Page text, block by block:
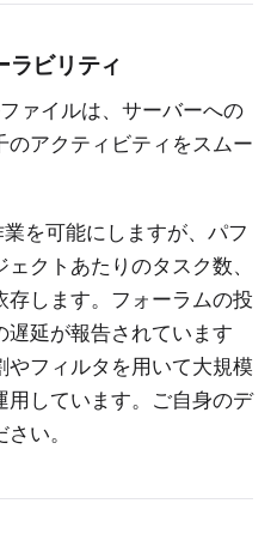
ラビリティ
ァイルは、サーバーへの
アクティビティをスムー
を可能にしますが、パフ
クトあたりのタスク数、
します。フォーラムの投
延が報告されています
フィルタを用いて大規模
用しています。ご自身のデ
い。